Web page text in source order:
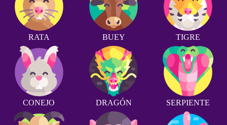
RATA BUEY TIGRE
CONEJO DRAGÓN SERPIENTE